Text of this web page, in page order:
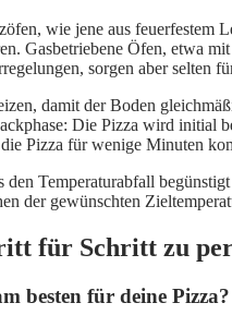
wie jene aus feuerfestem
Gasbetriebene Öfen, etwa
sorgen aber selten
damit der Boden
Die Pizza wird initial
Pizza für wenige Minuten
Temperaturabfall
der gewünschten
für Schritt zu
besten für deine Pizza?